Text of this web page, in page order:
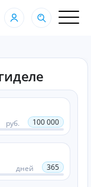
руб. 100 000
дней 365